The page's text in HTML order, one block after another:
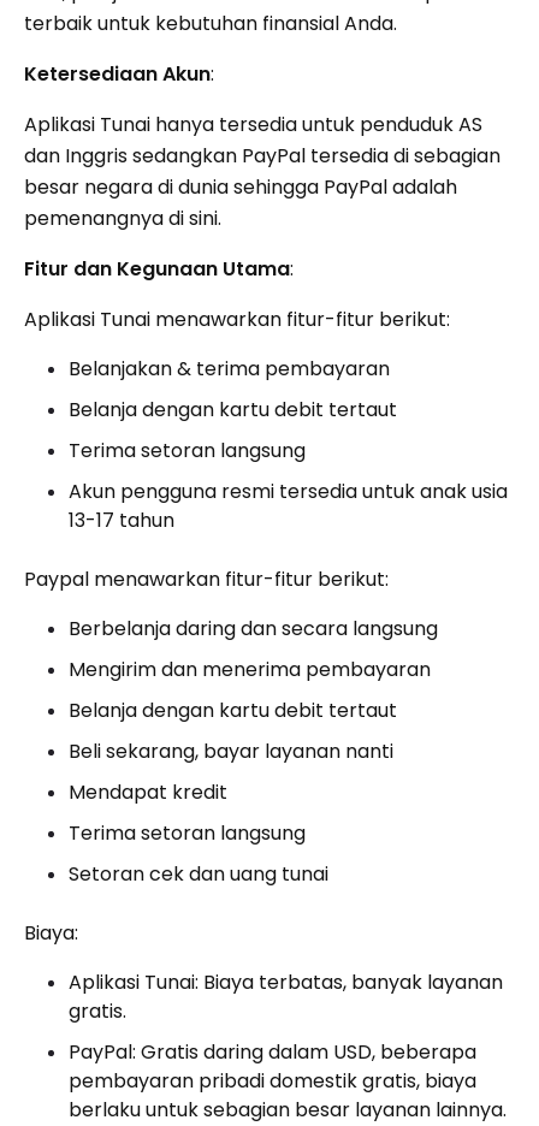
terbaik untuk kebutuhan finansial Anda.
Ketersediaan Akun:
Aplikasi Tunai hanya tersedia untuk penduduk AS
dan Inggris sedangkan PayPal tersedia di sebagian
besar negara di dunia sehingga PayPal adalah
pemenangnya di sini.
Fitur dan Kegunaan Utama:
Aplikasi Tunai menawarkan fitur-fitur berikut:
Belanjakan & terima pembayaran
Belanja dengan kartu debit tertaut
Terima setoran langsung
Akun pengguna resmi tersedia untuk anak usia
13-17 tahun
Paypal menawarkan fitur-fitur berikut:
Berbelanja daring dan secara langsung
Mengirim dan menerima pembayaran
Belanja dengan kartu debit tertaut
Beli sekarang, bayar layanan nanti
Mendapat kredit
Terima setoran langsung
Setoran cek dan uang tunai
Biaya:
Aplikasi Tunai: Biaya terbatas, banyak layanan
gratis.
PayPal: Gratis daring dalam USD, beberapa
pembayaran pribadi domestik gratis, biaya
berlaku untuk sebagian besar layanan lainnya.